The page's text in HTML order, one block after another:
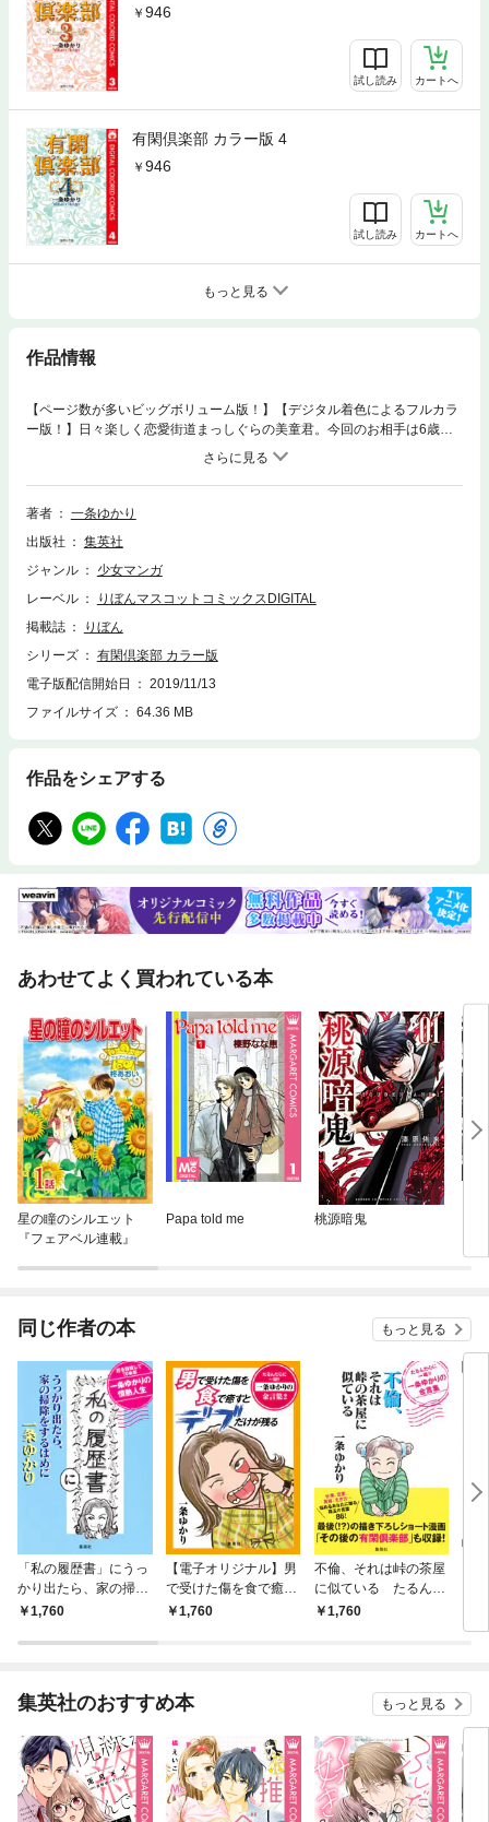
946
試し読み カートへ
有閑倶楽部 カラー版 4
946
試し読み カートへ
もっと見る
作品情報
【ページ数が多いビッグボリューム版！】【デジタル着色によるフルカラ
ー版！】日々楽しく恋愛街道まっしぐらの美童君。今回のお相手は6歳の
美少女と…あの世に逝ってしまったはずの老婆!? プレイボーイも結構辛
著者
一条ゆかり
出版社
集英社
ジャンル
少女マンガ
レーベル
りぼんマスコットコミックスDIGITAL
掲載誌
りぼん
シリーズ
有閑倶楽部 カラー版
電子版配信開始日
2019/11/13
ファイルサイズ
64.36 MB
作品をシェアする
あわせてよく買われている本
星の瞳のシルエット
『フェアベル連載』
Papa told me 桃源暗鬼
同じ作者の本 もっと見る
「私の履歴書」にうっ
かり出たら、家の掃除
をするはめに
1,760
【電子オリジナル】男
で受けた傷を食で癒す
とデブだけが残る た
1,760
不倫、それは峠の茶屋
に似ている たるんだ
心に一喝！！ 一条ゆ
1,760
集英社のおすすめ本 もっと見る